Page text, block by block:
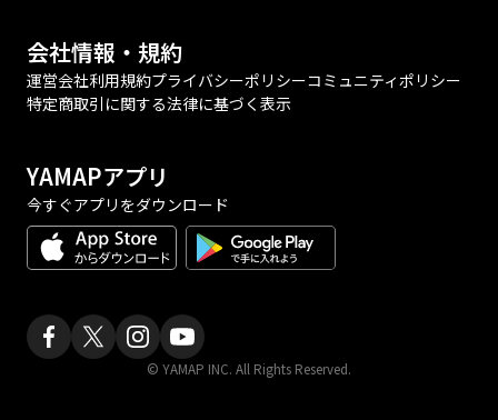
会社情報・規約
運営会社利用規約プライバシーポリシーコミュニティポリシー
特定商取引に関する法律に基づく表示
YAMAPアプリ
今すぐアプリをダウンロード
© YAMAP INC. All Rights Reserved.